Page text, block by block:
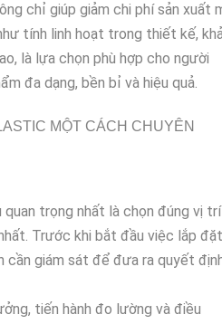
chỉ giúp giảm chi phí sản xuất
tính linh hoạt trong thiết kế,
là lựa chọn phù hợp cho người
đa dạng, bền bỉ và hiệu quả.
MỘT CÁCH CHUYÊN
trọng nhất là chọn đúng vị trí
Trước khi bắt đầu việc lắp
cần giám sát để đưa ra quyết
tiến hành đo lường và điều